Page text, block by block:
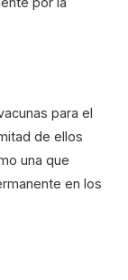
para el
de ellos
una que
en los